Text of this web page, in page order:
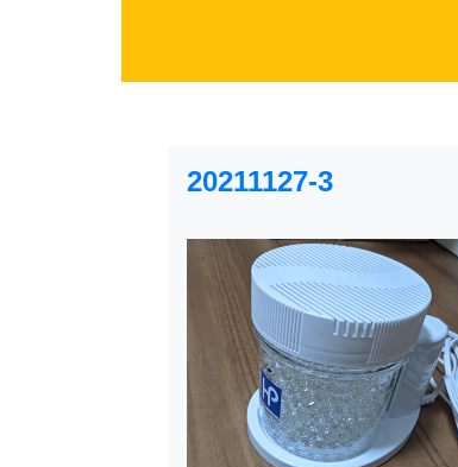
20211127-3